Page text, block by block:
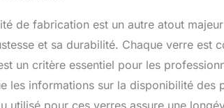
de fabrication est un autre atout
et sa durabilité. Chaque verre est
un critère essentiel pour les
les informations sur la disponibilité
utilisé pour ces verres assure une